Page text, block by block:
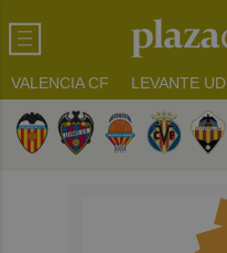
VALENCIA CF LEVANTE UD